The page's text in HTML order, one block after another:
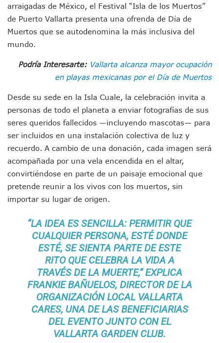
Entregan Aparato Auditivo A Don Juan Ramírez En Puerto
Juan Carlos Castro Realiza Asamblea Informativa En La
Vecinos De La Playita Reciben A Juan Carlos Castro
Asesinan En Oaxaca Al Periodista Francisco Alejandro
Yussara Canales Pide Transparencia Sobre Nuevo
Adultos Mayores De Ixtapa Tendrán Una “Casa De Día”
Mujeres Recorren Calles De Ixtapa Para Identificar
Bruno Blancas Convoca A Mesa De Análisis Para La
CUCosta E IMSS Nayarit Avanzan En Acuerdos Para
Playa Las Cocinas: Retiran Concesión Y Anuncian Plan De
Dr. Álvarez Zayas Dirige Plan De Salud Animal Y
Por Desaparición Forzada, Expolicías De Nayarit
“El Mayo” Zambada Es Condenado A Morir En Prisión En
Brigada Forense Brindará Atención A Familias De
Vecinos De Vallarta 500 Exponen Queja De Vialidades A
Pelea De Extranjera Durante Función De “La Odisea” En
Joven Esgrimista De Puerto Vallarta Asegura Lugar En El
Llegan Camiones “oruga” A Puerto Vallarta Con
Coordinan Operativo Para Las Tradicionales Paseadas
Monzón Mexicano Causará Lluvias Muy Fuertes En
Acusado De Homicidio En El Tuito Permanecerá Un Año
Descartan Riesgo De Tsunami Para Puerto Vallarta Tras
Donald Trump Asistirá A La Final Del Mundial 2026 Entre
Retiran 10 Toneladas De Macroalga En Playa De
Arranca Copa México De Clavados Zapopan 2026 En El
arraigadas de México, el Festival “Isla de los Muertos”
de Puerto Vallarta presenta una ofrenda de Día de
Muertos que se autodenomina la más inclusiva del
mundo.
Podría Interesarte: Vallarta alcanza mayor ocupación
en playas mexicanas por el Día de Muertos
Desde su sede en la Isla Cuale, la celebración invita a
personas de todo el planeta a enviar fotografías de sus
seres queridos fallecidos —incluyendo mascotas— para
ser incluidos en una instalación colectiva de luz y
recuerdo. A cambio de una donación, cada imagen será
acompañada por una vela encendida en el altar,
convirtiéndose en parte de un paisaje emocional que
pretende reunir a los vivos con los muertos, sin
importar su lugar de origen.
“LA IDEA ES SENCILLA: PERMITIR QUE
CUALQUIER PERSONA, ESTÉ DONDE
ESTÉ, SE SIENTA PARTE DE ESTE
RITO QUE CELEBRA LA VIDA A
TRAVÉS DE LA MUERTE,” EXPLICA
FRANKIE BAÑUELOS, DIRECTOR DE LA
ORGANIZACIÓN LOCAL VALLARTA
CARES, UNA DE LAS BENEFICIARIAS
DEL EVENTO JUNTO CON EL
VALLARTA GARDEN CLUB.